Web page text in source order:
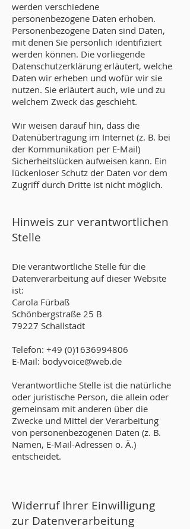
werden verschiedene
personenbezogene Daten erhoben.
Personenbezogene Daten sind Daten,
mit denen Sie persönlich identifiziert
werden können. Die vorliegende
Datenschutzerklärung erläutert, welche
Daten wir erheben und wofür wir sie
nutzen. Sie erläutert auch, wie und zu
welchem Zweck das geschieht.
Wir weisen darauf hin, dass die
Datenübertragung im Internet (z. B. bei
der Kommunikation per E-Mail)
Sicherheitslücken aufweisen kann. Ein
lückenloser Schutz der Daten vor dem
Zugriff durch Dritte ist nicht möglich.
Hinweis zur verantwortlichen
Stelle
Die verantwortliche Stelle für die
Datenverarbeitung auf dieser Website
ist:
Carola Fürbaß
Schönbergstraße 25 B
79227 Schallstadt
Telefon: +49 (0)1636994806
E-Mail: bodyvoice@web.de
Verantwortliche Stelle ist die natürliche
oder juristische Person, die allein oder
gemeinsam mit anderen über die
Zwecke und Mittel der Verarbeitung
von personenbezogenen Daten (z. B.
Namen, E-Mail-Adressen o. Ä.)
entscheidet.
Widerruf Ihrer Einwilligung
zur Datenverarbeitung